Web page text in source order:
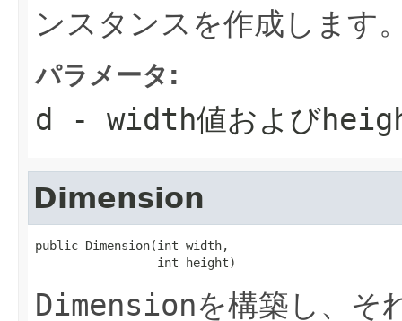
ンスタンスを作成します
パラメータ:
d - width値および
Dimension
public Dimension(int width,
                 int height)
Dimensionを構築し、そ